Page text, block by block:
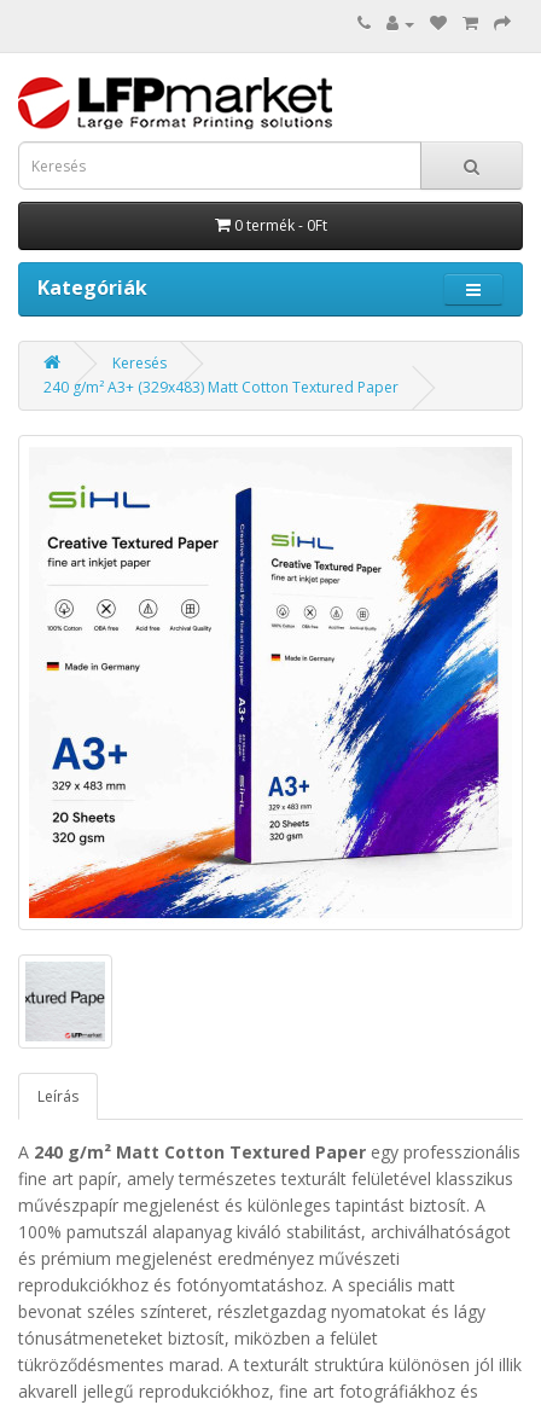
0 termék - 0Ft
Kategóriák
Keresés
240 g/m² A3+ (329x483) Matt Cotton Textured Paper
Leírás
A 240 g/m² Matt Cotton Textured Paper egy professzionális
fine art papír, amely természetes texturált felületével klasszikus
művészpapír megjelenést és különleges tapintást biztosít. A
100% pamutszál alapanyag kiváló stabilitást, archiválhatóságot
és prémium megjelenést eredményez művészeti
reprodukciókhoz és fotónyomtatáshoz. A speciális matt
bevonat széles színteret, részletgazdag nyomatokat és lágy
tónusátmeneteket biztosít, miközben a felület
tükröződésmentes marad. A texturált struktúra különösen jól illik
akvarell jellegű reprodukciókhoz, fine art fotográfiákhoz és